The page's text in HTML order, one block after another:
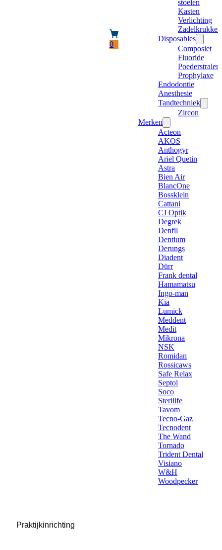
0
stoelen
Kasten
Verlichting
Zadelkrukken
Disposables
Composiet
Fluoride
Poederstraler
Prophylaxe
Endodontie
Anesthesie
Tandtechniek
Zircon
Merken
Acteon
AKOS
Anthogyr
Ariel Quetin
Astra
Bien Air
BlancOne
Bossklein
Cattani
CJ Optik
Degrek
Denfil
Dentium
Derungs
Diadent
Dürr
Frank dental
Hamamatsu
Ingo-man
Kia
Lumick
Meddent
Medit
Mikrona
NSK
Romidan
Rossicaws
Safe Relax
Septol
Soco
Sterilife
Tavom
Tecno-Gaz
Tecnodent
The Wand
Tornado
Trident Dental
Visiano
W&H
Woodpecker
Praktijkinrichting